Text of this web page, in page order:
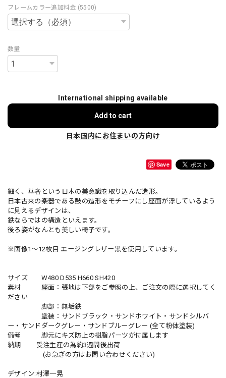
フレームカラー追加料金 (5500)
数量
International shipping available
Add to cart
日本国内にお住まいの方向け
Save
細く、華奢という日本の美意識を取り込んだ造形。
日本古来の楽器である鼓の造形をモチーフにし座面が浮しているよう
に見えるデザインは、
鉄ならではの構造といえます。
後ろ姿がなんとも美しい椅子です。
※画像1～12枚目 エージングレザー黒を使用しています。
サイズ W480 D535 H660 SH420
素材 座面：張地は下部をご参照の上、ご注文の際に選択してく
ださい
脚部：無垢鉄
塗装：サンドブラック・サンドホワイト・サンドシルバ
ー・サンドダークグレー・サンドブルーグレー (全て粉体塗装)
備考 脚元にキズ防止の樹脂パーツが付属します
納期 受注生産の為約3週間後出荷
(お急ぎの方はお問い合わせください)
デザイン:村澤一晃